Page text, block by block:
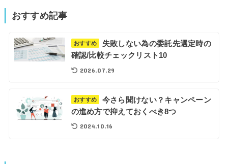
おすすめ記事
おすすめ
失敗しない為の委託先選定時の
確認/比較チェックリスト10
2026.07.29
おすすめ
今さら聞けない？キャンペーン
の進め方で抑えておくべき8つ
2024.10.16